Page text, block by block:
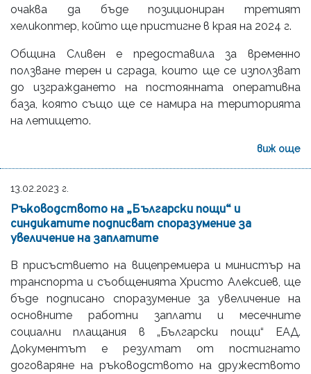
очаква да бъде позициониран третият
хеликоптер, който ще пристигне в края на 2024 г.
Община Сливен е предоставила за временно
ползване терен и сграда, които ще се използват
до изграждането на постоянната оперативна
база, която също ще се намира на територията
на летището.
виж още
13.02.2023 г.
Ръководството на „Български пощи“ и
синдикатите подписват споразумение за
увеличение на заплатите
В присъствието на вицепремиера и министър на
транспорта и съобщенията Христо Алексиев, ще
бъде подписано споразумение за увеличение на
основните работни заплати и месечните
социални плащания в „Български пощи“ ЕАД.
Документът е резултат от постигнато
договаряне на ръководството на дружеството